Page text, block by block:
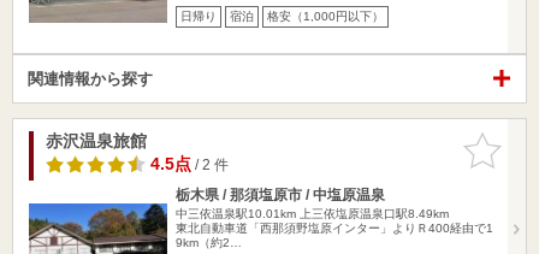
日帰り 宿泊 格安（1,000円以下）
関連情報から探す
お気に入
りに追加
赤沢温泉旅館
4.5点/ 2 件
栃木県 / 那須塩原市 / 中塩原温泉
中三依温泉駅10.01km
上三依塩原温泉口駅8.49km
東北自動車道「西那須野塩原インター」よりＲ400経由で1
9km（約2…